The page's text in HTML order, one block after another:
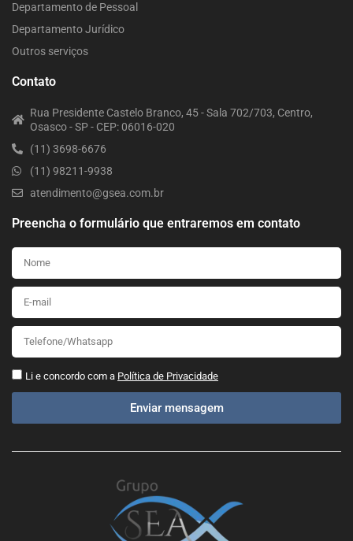
Departamento de Pessoal
Departamento Jurídico
Outros serviços
Contato
Rua Presidente Castelo Branco, 45 - Sala 702/703, Centro,
Osasco - SP - CEP: 06016-020
(11) 3698-6676
(11) 98211-9938
atendimento@gsea.com.br
Preencha o formulário que entraremos em contato
Li e concordo com a Política de Privacidade
Enviar mensagem